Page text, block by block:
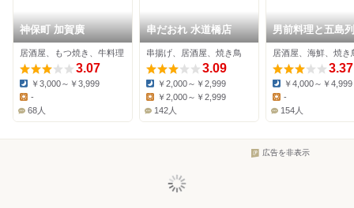
神保町 加賀廣
居酒屋、もつ焼き、牛料理
3.07
Dinner:
￥3,000～￥3,999
Lunch:
-
68人
串だおれ 水道橋店
串揚げ、居酒屋、焼き鳥
3.09
Dinner:
￥2,000～￥2,999
￥2,000～￥2,999
142人
男前料理と五島
送の魚 神保町 無
居酒屋、海鮮、焼き
3.37
Dinner:
￥4,000～￥4,999
-
154人
広告を非表示